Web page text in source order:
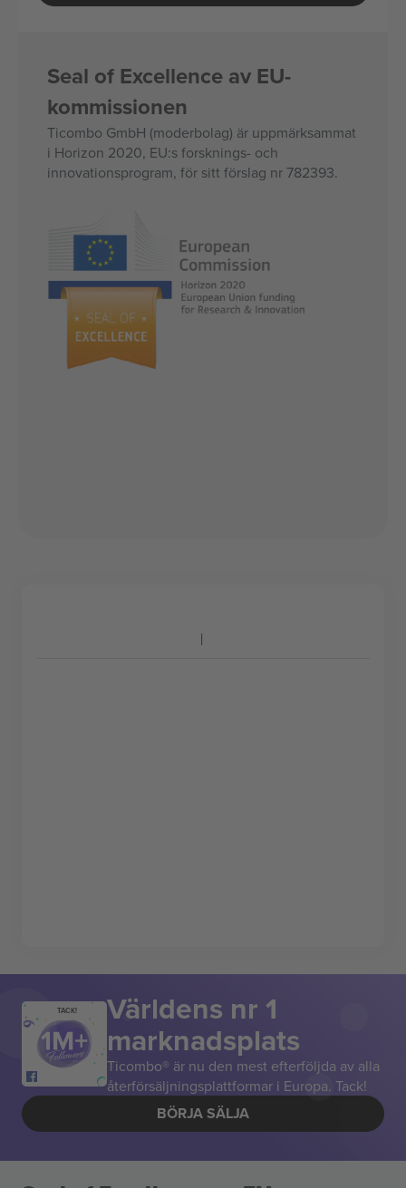
Seal of Excellence av EU-
kommissionen
Ticombo GmbH (moderbolag) är uppmärksammat
i Horizon 2020, EU:s forsknings- och
innovationsprogram, för sitt förslag nr 782393.
TACK! Världens nr 1
marknadsplats
Ticombo® är nu den mest efterföljda av alla
återförsäljningsplattformar i Europa. Tack!
BÖRJA SÄLJA